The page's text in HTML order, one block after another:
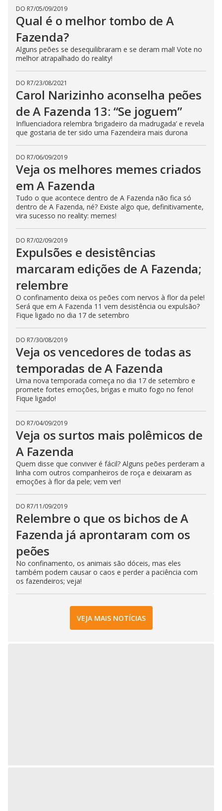
DO R7/05/09/2019
Qual é o melhor tombo de A
Fazenda?
Alguns peões se desequilibraram e se deram mal! Vote no
melhor atrapalhado do reality!
DO R7/23/08/2021
Carol Narizinho aconselha peões
de A Fazenda 13: “Se joguem”
Influenciadora relembra ‘brigadeiro da madrugada’ e revela
que gostaria de ter sido uma Fazendeira mais durona
DO R7/06/09/2019
Veja os melhores memes criados
em A Fazenda
Tudo o que acontece dentro de A Fazenda não fica só
dentro de A Fazenda, né? Existe algo que, definitivamente,
vira sucesso no reality: memes!
DO R7/02/09/2019
Expulsões e desistências
marcaram edições de A Fazenda;
relembre
O confinamento deixa os peões com nervos à flor da pele!
Será que em A Fazenda 11 vem desistência ou expulsão?
Fique ligado no dia 17 de setembro
DO R7/30/08/2019
Veja os vencedores de todas as
temporadas de A Fazenda
Uma nova temporada começa no dia 17 de setembro e
promete fortes emoções, brigas e muito fogo no feno!
Fique ligado!
DO R7/04/09/2019
Veja os surtos mais polêmicos de
A Fazenda
Quem disse que conviver é fácil? Alguns peões perderam a
linha com outros companheiros de roça e deixaram as
emoções à flor da pele; vem ver!
DO R7/11/09/2019
Relembre o que os bichos de A
Fazenda já aprontaram com os
peões
No confinamento, os animais são dóceis, mas eles
também podem causar o caos e perder a paciência com
os fazendeiros; veja!
VEJA MAIS NOTÍCIAS